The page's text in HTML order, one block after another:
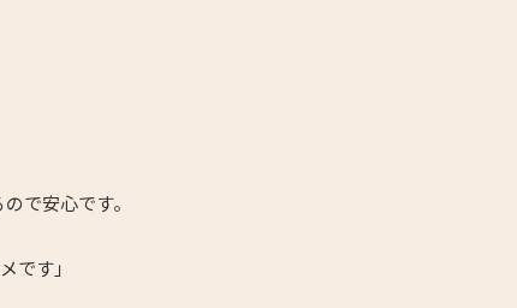
で安心です。
です」